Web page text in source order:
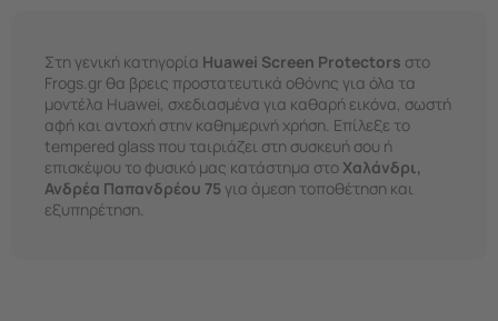
Στη γενική κατηγορία Huawei Screen Protectors στο
Frogs.gr θα βρεις προστατευτικά οθόνης για όλα τα
μοντέλα Huawei, σχεδιασμένα για καθαρή εικόνα, σωστή
αφή και αντοχή στην καθημερινή χρήση. Επίλεξε το
tempered glass που ταιριάζει στη συσκευή σου ή
επισκέψου το φυσικό μας κατάστημα στοΧαλάνδρι,
Ανδρέα Παπανδρέου 75 για άμεση τοποθέτηση και
εξυπηρέτηση.